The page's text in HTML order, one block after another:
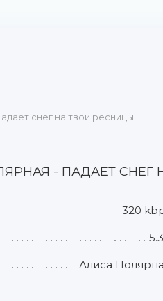
снег на твои ресницы
- ПАДАЕТ СНЕГ
320
Алиса